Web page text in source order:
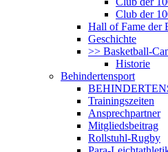
Club der
Hall of Fame der
Geschichte
>> Basketball-
Historie
Behindertensport
Trainingszeiten
Ansprechpartner
Mitgliedsbeitrag
Rollstuhl-Rugby